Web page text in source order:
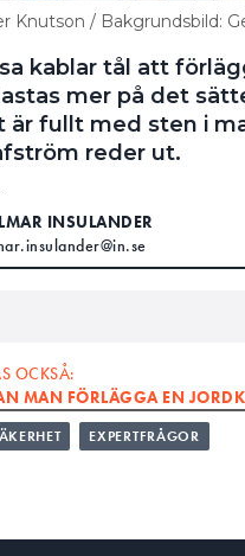
Knutson / Bakgrundsbild:
kablar tål att
mer på det
är fullt med sten i
reder ut.
INSULANDER
OCKSÅ:
MAN FÖRLÄGGA EN
OCKSÅ:
EXPERTFRÅGOR